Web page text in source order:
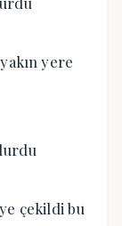
yere
çekildi bu